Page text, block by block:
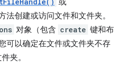
或
法创建或访问文件和文件夹。
对象（包含 create 键和布
可以确定在文件或文件夹不存
夹。